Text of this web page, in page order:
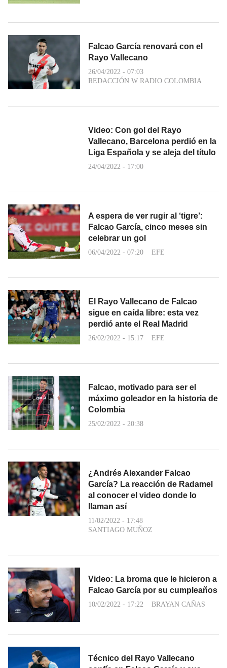
Falcao García renovará con el
Rayo Vallecano
26/04/2022 - 07:03
REDACCIÓN W RADIO COLOMBIA
Video: Con gol del Rayo
Vallecano, Barcelona perdió en la
Liga Española y se aleja del título
24/04/2022 - 17:00
A espera de ver rugir al ‘tigre’:
Falcao García, cinco meses sin
celebrar un gol
06/04/2022 - 07:20 EFE
El Rayo Vallecano de Falcao
sigue en caída libre: esta vez
perdió ante el Real Madrid
26/02/2022 - 15:17 EFE
Falcao, motivado para ser el
máximo goleador en la historia de
Colombia
25/02/2022 - 20:38
¿Andrés Alexander Falcao
García? La reacción de Radamel
al conocer el video donde lo
llaman así
11/02/2022 - 17:48
SANTIAGO MUÑOZ
Video: La broma que le hicieron a
Falcao García por su cumpleaños
10/02/2022 - 17:22 BRAYAN CAÑAS
Técnico del Rayo Vallecano